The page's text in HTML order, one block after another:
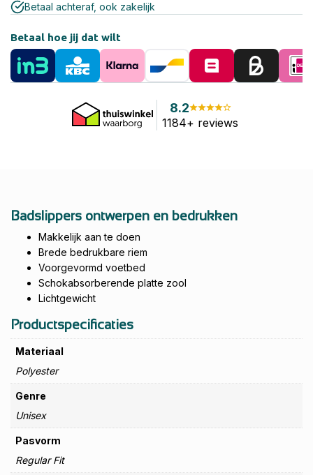
Betaal achteraf, ook zakelijk
Betaal hoe jij dat wilt
8.2
1184+ reviews
Badslippers ontwerpen en bedrukken
Makkelijk aan te doen
Brede bedrukbare riem
Voorgevormd voetbed
Schokabsorberende platte zool
Lichtgewicht
Productspecificaties
Materiaal
Polyester
Genre
Unisex
Pasvorm
Regular Fit